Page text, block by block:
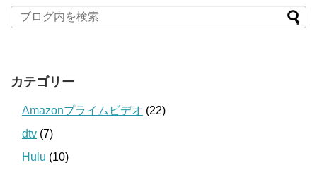
カテゴリー
Amazonプライムビデオ (22)
dtv (7)
Hulu (10)